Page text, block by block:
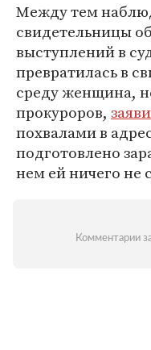
Между тем
свидетельницы
выступлений в
превратилась в
среду женщина,
прокуроров,
похвалами в
подготовлено
нем ей ничего не
Комментарии